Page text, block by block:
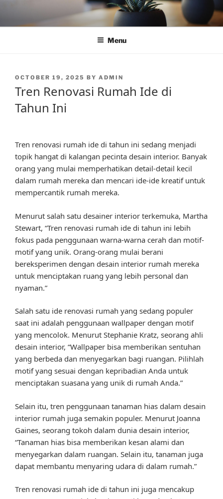
content
Menu
POSTED
OCTOBER 19, 2025 BY ADMIN
Tren Renovasi Rumah Ide di
Tahun Ini
Tren renovasi rumah ide di tahun ini sedang menjadi
topik hangat di kalangan pecinta desain interior. Banyak
orang yang mulai memperhatikan detail-detail kecil
dalam rumah mereka dan mencari ide-ide kreatif untuk
mempercantik rumah mereka.
Menurut salah satu desainer interior terkemuka, Martha
Stewart, “Tren renovasi rumah ide di tahun ini lebih
fokus pada penggunaan warna-warna cerah dan motif-
motif yang unik. Orang-orang mulai berani
bereksperimen dengan desain interior rumah mereka
untuk menciptakan ruang yang lebih personal dan
nyaman.”
Salah satu ide renovasi rumah yang sedang populer
saat ini adalah penggunaan wallpaper dengan motif
yang mencolok. Menurut Stephanie Kratz, seorang ahli
desain interior, “Wallpaper bisa memberikan sentuhan
yang berbeda dan menyegarkan bagi ruangan. Pilihlah
motif yang sesuai dengan kepribadian Anda untuk
menciptakan suasana yang unik di rumah Anda.”
Selain itu, tren penggunaan tanaman hias dalam desain
interior rumah juga semakin populer. Menurut Joanna
Gaines, seorang tokoh dalam dunia desain interior,
“Tanaman hias bisa memberikan kesan alami dan
menyegarkan dalam ruangan. Selain itu, tanaman juga
dapat membantu menyaring udara di dalam rumah.”
Tren renovasi rumah ide di tahun ini juga mencakup